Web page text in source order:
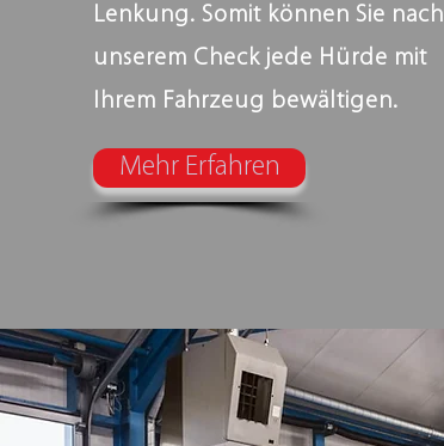
Lenkung. Somit können Sie nach
unserem Check jede Hürde mit
Ihrem Fahrzeug bewältigen.
Mehr Erfahren